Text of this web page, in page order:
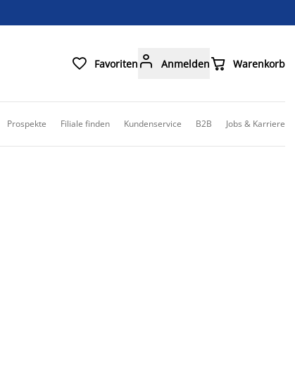
 Favoriten  Anmelden Warenkorb
Prospekte Filiale finden Kundenservice B2B Jobs & Karriere